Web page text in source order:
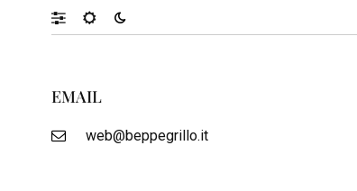
EMAIL
web@beppegrillo.it